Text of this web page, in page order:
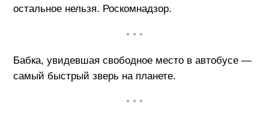
остальное нельзя. Роскомнадзор.
• • •
Бабка, увидевшая свободное место в автобусе —
самый быстрый зверь на планете.
• • •